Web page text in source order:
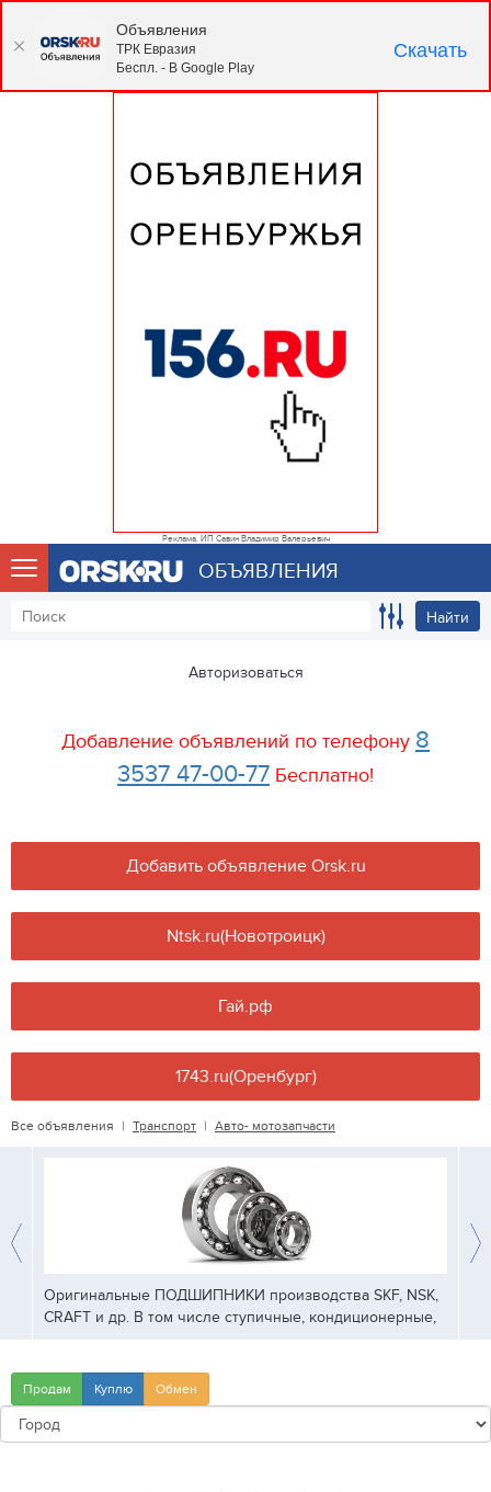
Реклама. ИП Савин Владимир Валерьевич
ОБЪЯВЛЕНИЯ
Найти
Авторизоваться
Добавление объявлений по телефону 8
3537 47-00-77 Бесплатно!
Добавить объявление Orsk.ru
Ntsk.ru(Новотроицк)
Гай.рф
1743.ru(Оренбург)
Все объявления | Транспорт | Авто- мотозапчасти
Оригинальные ПОДШИПНИКИ производства SKF, NSK,
CRAFT и др. В том числе ступичные, кондиционерные,
Продам Куплю Обмен
Объявления
ТРК Евразия
Беспл. - В Google Play
Скачать